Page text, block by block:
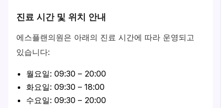
진료 시간 및 위치 안내
에스플랜의원은 아래의 진료 시간에 따라 운영되고
있습니다:
월요일: 09:30 – 20:00
화요일: 09:30 – 18:00
수요일: 09:30 – 20:00